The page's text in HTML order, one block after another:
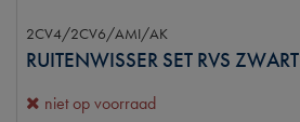
2CV4/2CV6/AMI/AK
RUITENWISSER SET RVS ZWART
niet op voorraad